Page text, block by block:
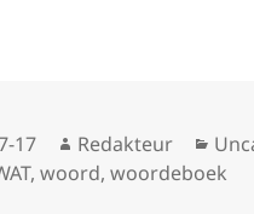
17 Author
Redakteur
,woord,woordeboek